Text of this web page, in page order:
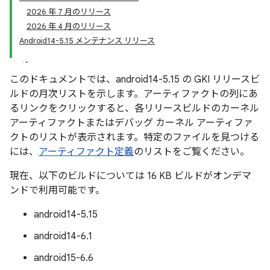
2026 年 7 月のリリース
2026 年 4 月のリリース
Android14-5.15 メンテナンス リリース
このドキュメントでは、android14-5.15 の GKI リリースビ
ルドの月次リストを示します。 アーティファクトの列にあ
るリンクをクリックすると、各リリースビルドのカーネル
アーティファクトまたはデバッグ カーネル アーティファ
クトのリストが表示されます。特定のファイルを見つける
には、 アーティファクト定義のリストをご覧ください。
現在、以下のビルドについては 16 KB ビルドがオンデマ
ンドで利用可能です。
android14-5.15
android14-6.1
android15-6.6